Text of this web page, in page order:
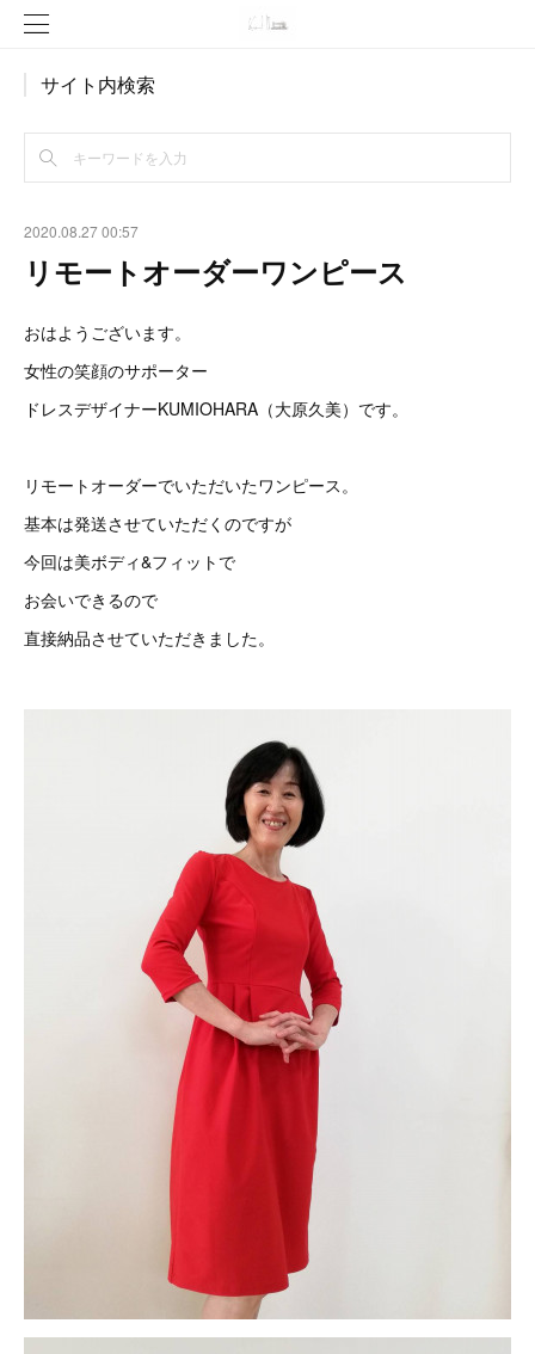
サイト内検索
2020.08.27 00:57
リモートオーダーワンピース
おはようございます。
女性の笑顔のサポーター
ドレスデザイナーKUMIOHARA（大原久美）です。
リモートオーダーでいただいたワンピース。
基本は発送させていただくのですが
今回は美ボディ&フィットで
お会いできるので
直接納品させていただきました。